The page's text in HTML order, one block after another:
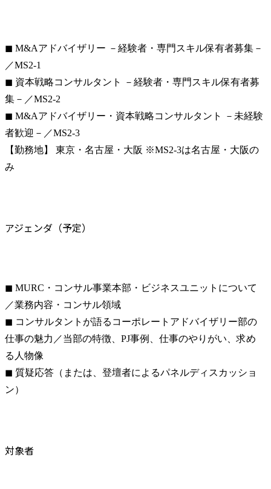
◼ M&Aアドバイザリー －経験者・専門スキル保有者募集－
／MS2-1
◼ 資本戦略コンサルタント －経験者・専門スキル保有者募
集－／MS2-2
◼ M&Aアドバイザリー・資本戦略コンサルタント －未経験
者歓迎－／MS2-3
【勤務地】 東京・名古屋・大阪 ※MS2-3は名古屋・大阪の
み
アジェンダ（予定）
◼ MURC・コンサル事業本部・ビジネスユニットについて
／業務内容・コンサル領域
◼ コンサルタントが語るコーポレートアドバイザリー部の
仕事の魅力／当部の特徴、PJ事例、仕事のやりがい、求め
る人物像
◼ 質疑応答（または、登壇者によるパネルディスカッショ
ン）
対象者